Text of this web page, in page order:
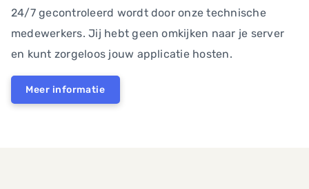
24/7 gecontroleerd wordt door onze technische
medewerkers. Jij hebt geen omkijken naar je server
en kunt zorgeloos jouw applicatie hosten.
Meer informatie